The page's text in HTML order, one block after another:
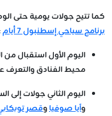
كما تتيح جولات يومية حتى
برنامج سياحي إسطنبول 7 أيام
اليوم الأول استقبال من
محيط الفنادق والتعرف
اليوم الثاني جولات
وآيا صوفياوقصر